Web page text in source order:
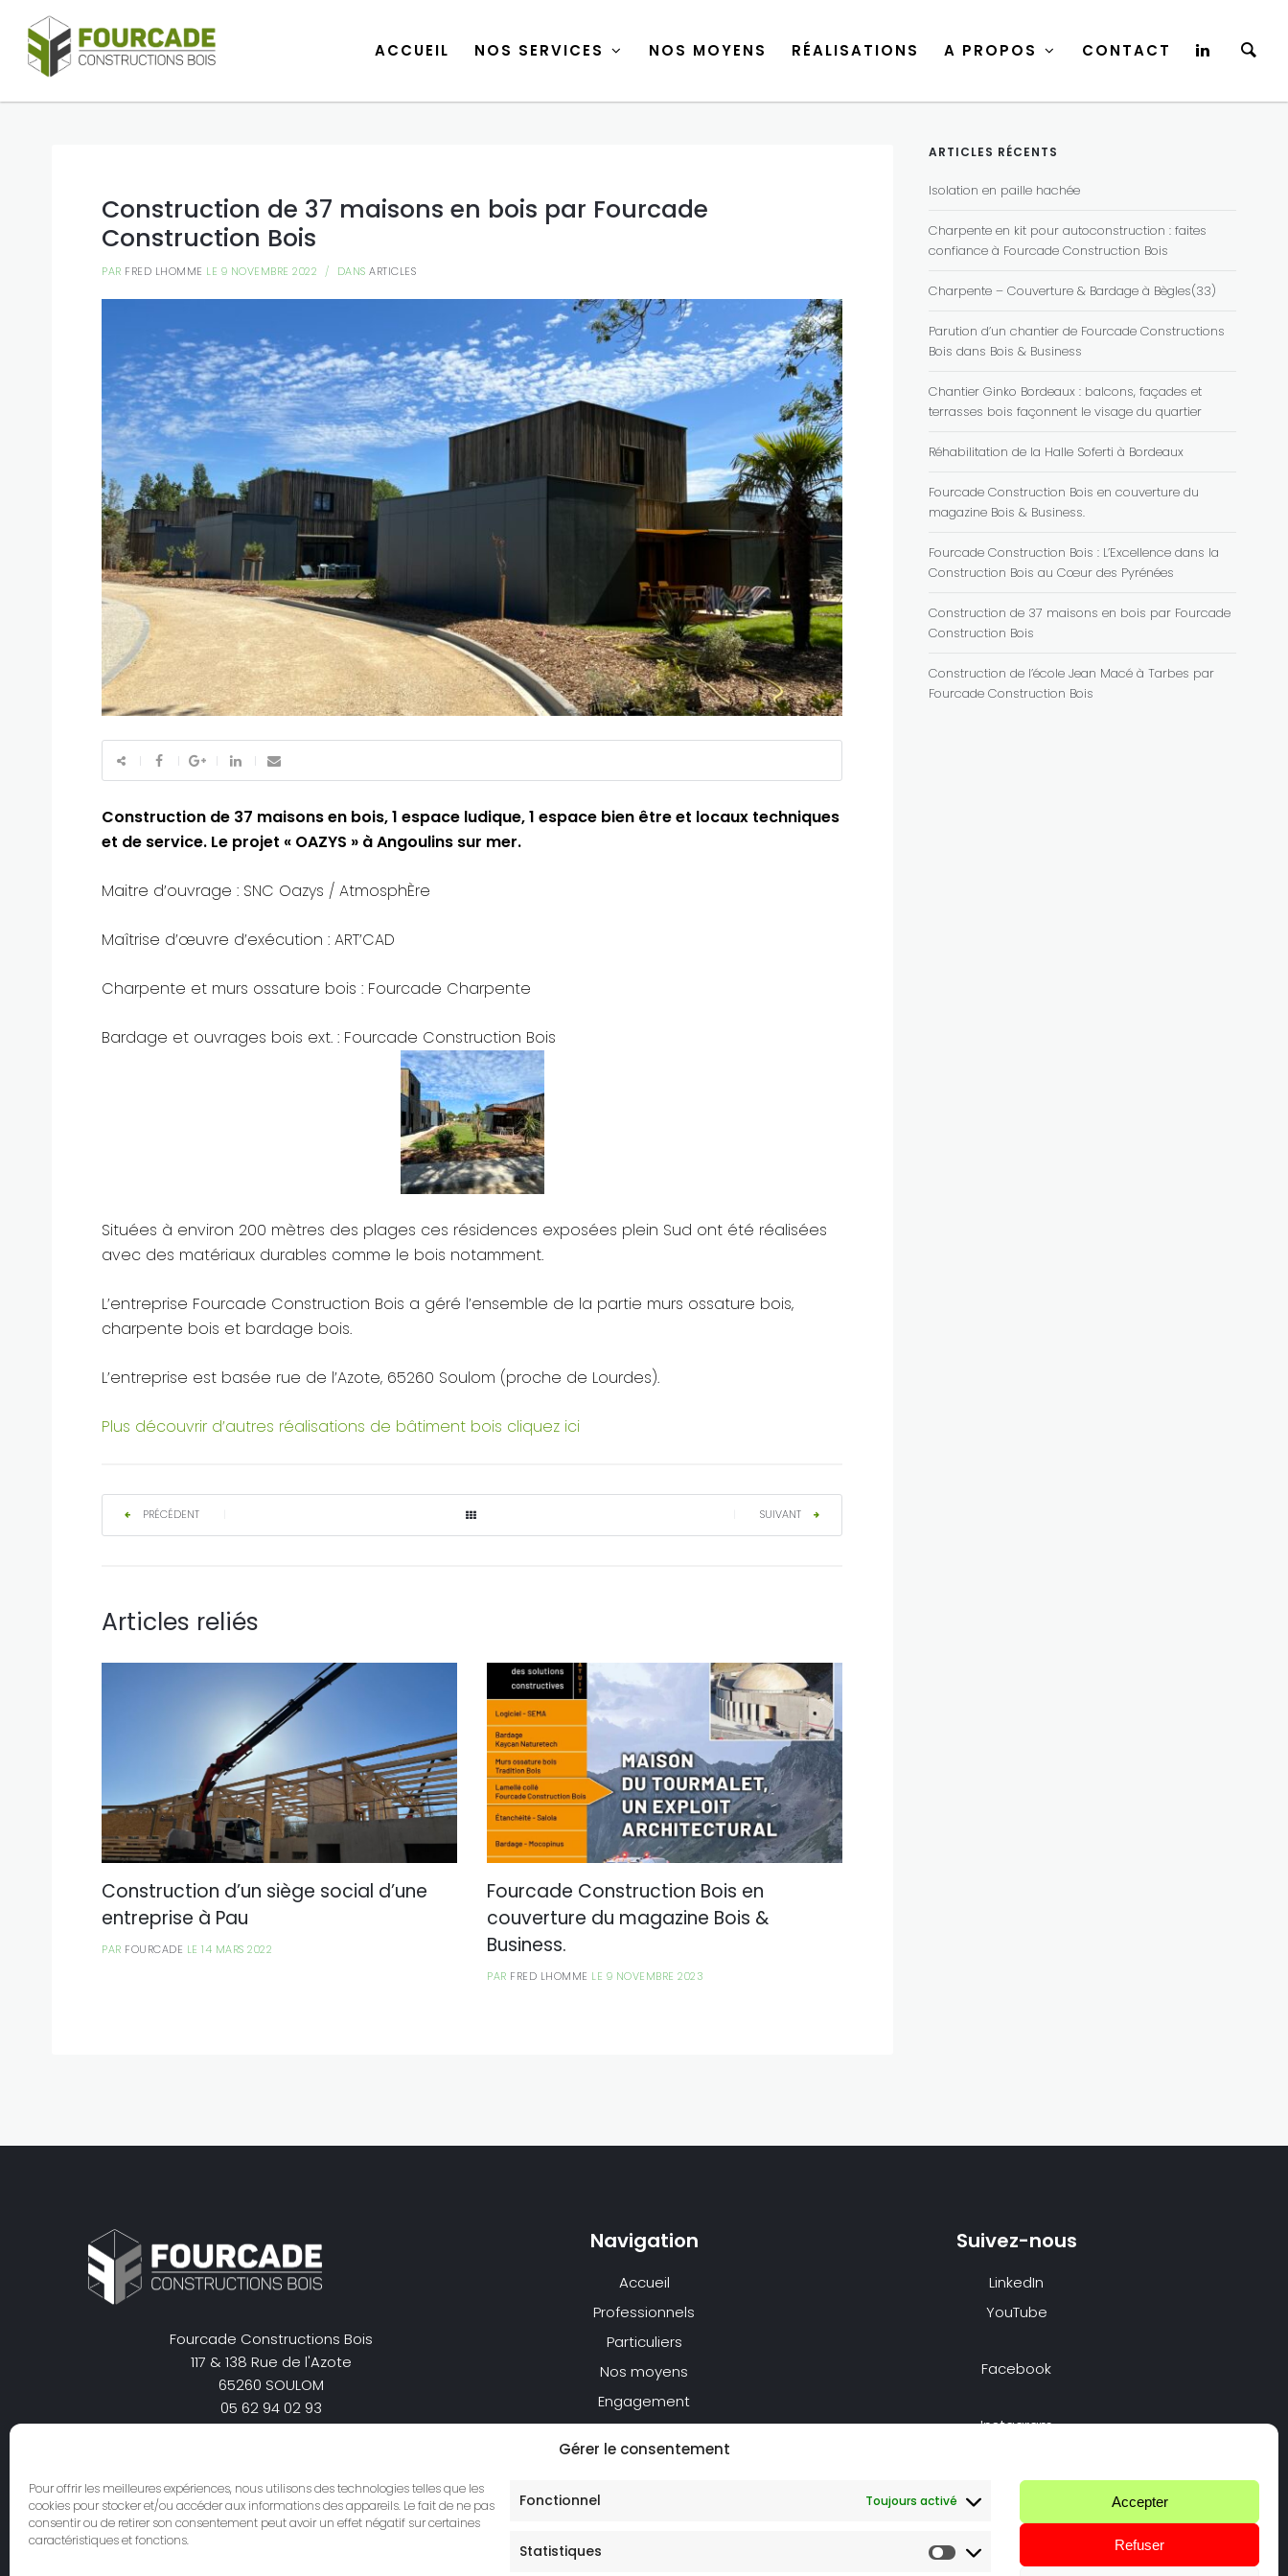
Gérer le consentement
Pour offrir les meilleures expériences, nous utilisons des technologies telles que les
cookies pour stocker et/ou accéder aux informations des appareils. Le fait de ne pas
consentir ou de retirer son consentement peut avoir un effet négatif sur certaines
caractéristiques et fonctions.
Fonctionnel Toujours activé
Statistiques
Accepter
Refuser
ACCUEIL
NOS SERVICES NOS MOYENS RÉALISATIONS A PROPOS CONTACT
Construction de 37 maisons en bois par Fourcade
Construction Bois
PAR FRED LHOMME LE 9 NOVEMBRE 2022 DANSARTICLES
Construction de 37 maisons en bois, 1 espace ludique, 1 espace bien être et locaux techniques
et de service. Le projet « OAZYS » à Angoulins sur mer.
Maitre d’ouvrage : SNC Oazys / AtmosphÈre
Maîtrise d’œuvre d’exécution : ART’CAD
Charpente et murs ossature bois : Fourcade Charpente
Bardage et ouvrages bois ext. : Fourcade Construction Bois
Situées à environ 200 mètres des plages ces résidences exposées plein Sud ont été réalisées
avec des matériaux durables comme le bois notamment.
L’entreprise Fourcade Construction Bois a géré l’ensemble de la partie murs ossature bois,
charpente bois et bardage bois.
L’entreprise est basée rue de l’Azote, 65260 Soulom (proche de Lourdes).
Plus découvrir d’autres réalisations de bâtiment bois cliquez ici
PRÉCÉDENT SUIVANT
Articles reliés
Construction d’un siège social d’une
entreprise à Pau
PAR FOURCADE LE 14 MARS 2022
Fourcade Construction Bois en
couverture du magazine Bois &
Business.
PAR FRED LHOMME LE 9 NOVEMBRE 2023
ARTICLES RÉCENTS
Isolation en paille hachée
Charpente en kit pour autoconstruction : faites
confiance à Fourcade Construction Bois
Charpente – Couverture & Bardage à Bègles(33)
Parution d’un chantier de Fourcade Constructions
Bois dans Bois & Business
Chantier Ginko Bordeaux : balcons, façades et
terrasses bois façonnent le visage du quartier
Réhabilitation de la Halle Soferti à Bordeaux
Fourcade Construction Bois en couverture du
magazine Bois & Business.
Fourcade Construction Bois : L’Excellence dans la
Construction Bois au Cœur des Pyrénées
Construction de 37 maisons en bois par Fourcade
Construction Bois
Construction de l’école Jean Macé à Tarbes par
Fourcade Construction Bois
Fourcade Constructions Bois
117 & 138 Rue de l'Azote
65260 SOULOM
05 62 94 02 93
Navigation
Accueil
Professionnels
Particuliers
Nos moyens
Engagement
Actualités
Suivez-nous
LinkedIn
YouTube
Facebook
Instagram